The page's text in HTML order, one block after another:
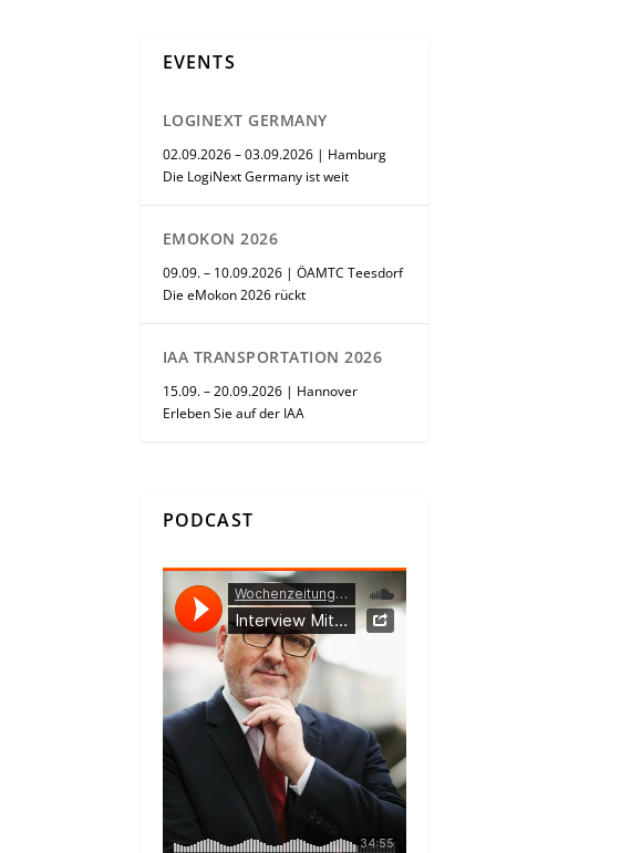
EVENTS
LOGINEXT GERMANY
02.09.2026 – 03.09.2026 | Hamburg
Die LogiNext Germany ist weit
EMOKON 2026
09.09. – 10.09.2026 | ÖAMTC Teesdorf
Die eMokon 2026 rückt
IAA TRANSPORTATION 2026
15.09. – 20.09.2026 | Hannover
Erleben Sie auf der IAA
PODCAST